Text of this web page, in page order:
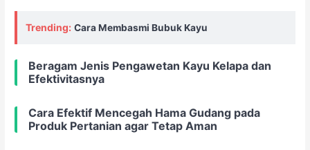
Trending: Cara Membasmi Bubuk Kayu
Beragam Jenis Pengawetan Kayu Kelapa dan
Efektivitasnya
Cara Efektif Mencegah Hama Gudang pada
Produk Pertanian agar Tetap Aman